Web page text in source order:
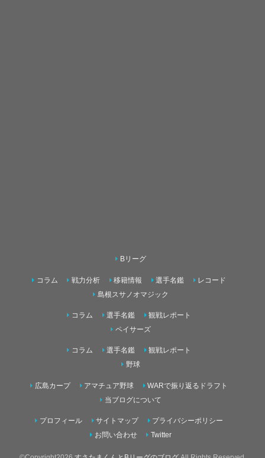
Bリーグ
コラム 戦力分析 移籍情報 選手名鑑
レコード
島根スサノオマジック
コラム 選手名鑑
観戦レポート
ペイサーズ
コラム 選手名鑑
観戦レポート
野球
広島カープ アマチュア野球
WARで振り返るドラフト
当ブログについて
プロフィール サイトマップ
プライバシーポリシー
お問い合わせ
Twitter